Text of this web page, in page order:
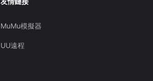
MuMu模擬器
UU遠程